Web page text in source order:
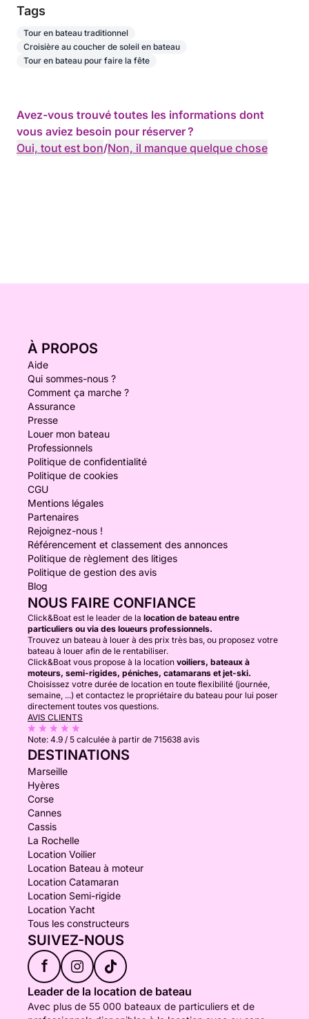
Tags
Tour en bateau traditionnel
Croisière au coucher de soleil en bateau
Tour en bateau pour faire la fête
Avez-vous trouvé toutes les informations dont
vous aviez besoin pour réserver ?
Oui, tout est bon/Non, il manque quelque chose
À PROPOS
Aide
Qui sommes-nous ?
Comment ça marche ?
Assurance
Presse
Louer mon bateau
Professionnels
Politique de confidentialité
Politique de cookies
CGU
Mentions légales
Partenaires
Rejoignez-nous !
Référencement et classement des annonces
Politique de règlement des litiges
Politique de gestion des avis
Blog
NOUS FAIRE CONFIANCE
Click&Boat est le leader de la location de bateau entre
particuliers ou via des loueurs professionnels.
Trouvez un bateau à louer à des prix très bas, ou proposez votre
bateau à louer afin de le rentabiliser.
Click&Boat vous propose à la location voiliers, bateaux à
moteurs, semi-rigides, péniches, catamarans et jet-ski.
Choisissez votre durée de location en toute flexibilité (journée,
semaine, ...) et contactez le propriétaire du bateau pour lui poser
directement toutes vos questions.
AVIS CLIENTS
Note: 4.9 / 5 calculée à partir de 715638 avis
DESTINATIONS
Marseille
Hyères
Corse
Cannes
Cassis
La Rochelle
Location Voilier
Location Bateau à moteur
Location Catamaran
Location Semi-rigide
Location Yacht
Tous les constructeurs
SUIVEZ-NOUS
f
Leader de la location de bateau
Avec plus de 55 000 bateaux de particuliers et de